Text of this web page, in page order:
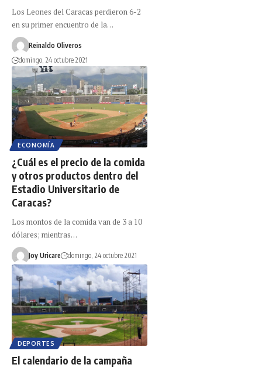
Los Leones del Caracas perdieron 6-2
en su primer encuentro de la…
Reinaldo Oliveros
domingo, 24 octubre 2021
ECONOMÍA
¿Cuál es el precio de la comida
y otros productos dentro del
Estadio Universitario de
Caracas?
Los montos de la comida van de 3 a 10
dólares; mientras…
Joy Uricare domingo, 24 octubre 2021
DEPORTES
El calendario de la campaña